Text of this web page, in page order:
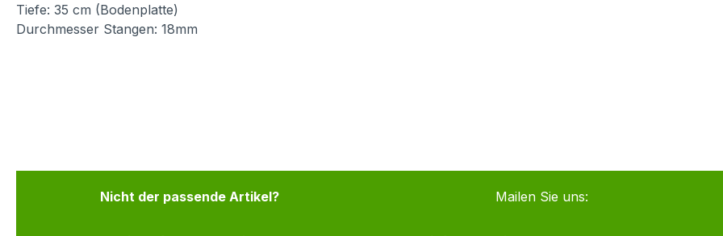
Tiefe: 35 cm (Bodenplatte)
Durchmesser Stangen: 18mm
Nicht der passende Artikel? Mailen Sie uns: